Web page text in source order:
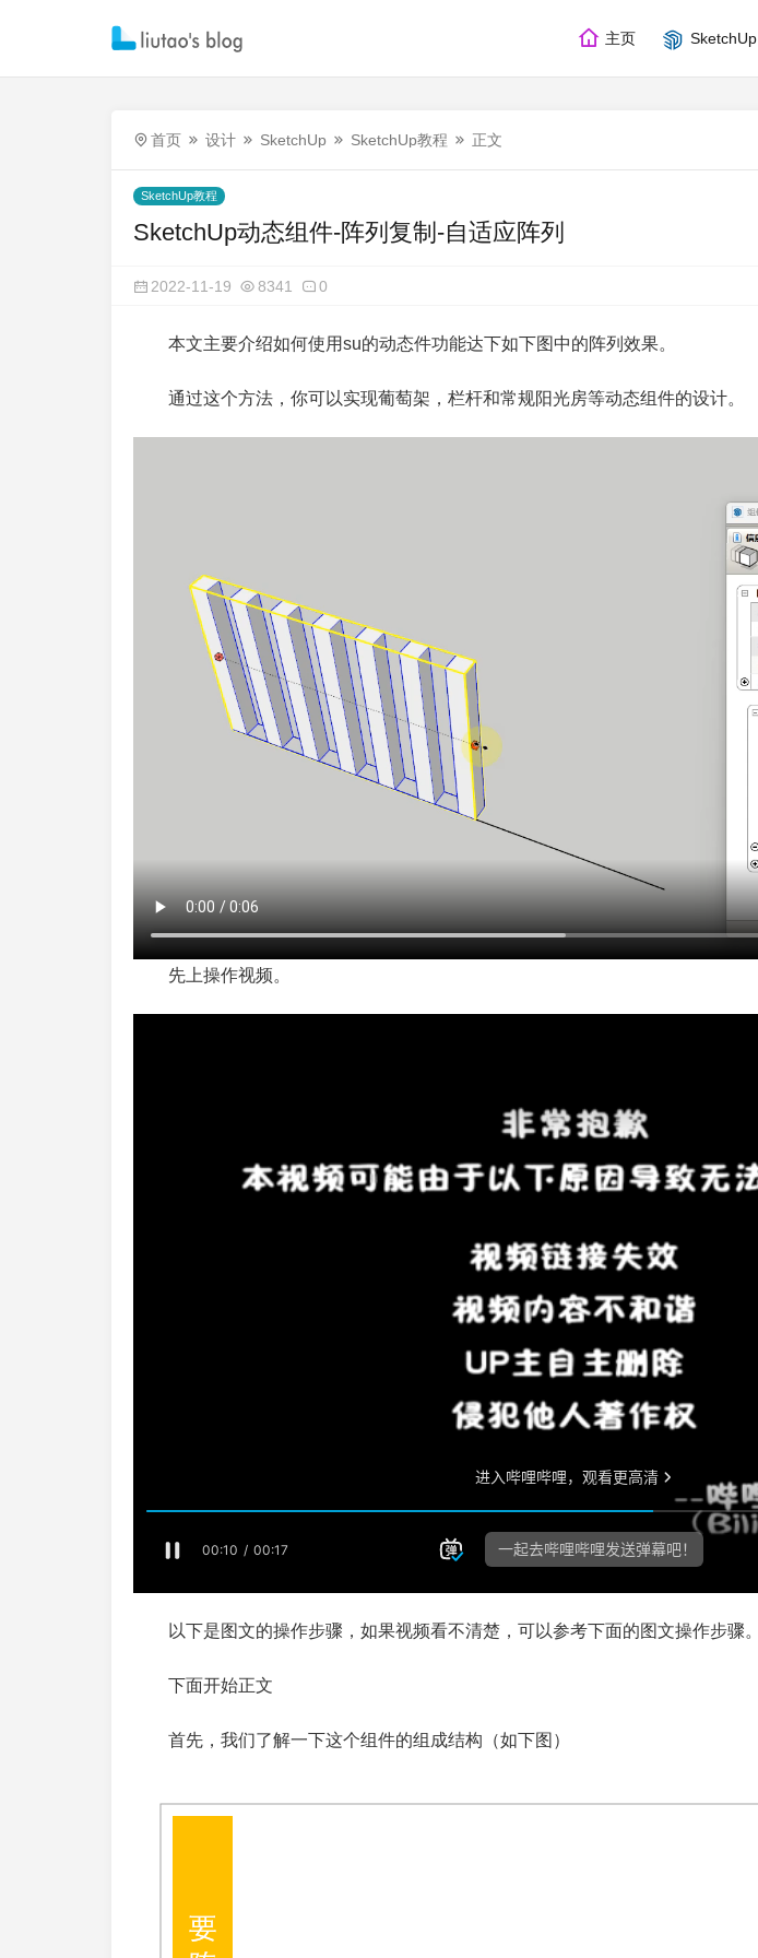
主页 SketchUp
首页 设计 SketchUp SketchUp教程 正文
SketchUp教程
SketchUp动态组件-阵列复制-自适应阵列
2022-11-19 8341 0
本文主要介绍如何使用su的动态件功能达下如下图中的阵列效果。
通过这个方法，你可以实现葡萄架，栏杆和常规阳光房等动态组件的设计。
先上操作视频。
以下是图文的操作步骤，如果视频看不清楚，可以参考下面的图文操作步骤。
下面开始正文
首先，我们了解一下这个组件的组成结构（如下图）